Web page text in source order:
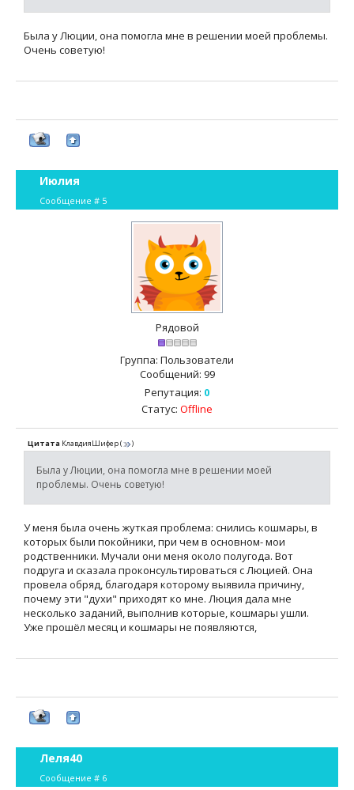
Была у Люции, она помогла мне в решении моей проблемы.
Очень советую!
Июлия
Сообщение # 5
Рядовой
Группа: Пользователи
Сообщений: 99
Репутация: 0
Статус: Offline
Цитата КлавдияШифер( )
Была у Люции, она помогла мне в решении моей
проблемы. Очень советую!
У меня была очень жуткая проблема: снились кошмары, в
которых были покойники, при чем в основном- мои
родственники. Мучали они меня около полугода. Вот
подруга и сказала проконсультироваться с Люцией. Она
провела обряд, благодаря которому выявила причину,
почему эти "духи" приходят ко мне. Люция дала мне
несколько заданий, выполнив которые, кошмары ушли.
Уже прошёл месяц и кошмары не появляются,
Леля40
Сообщение # 6